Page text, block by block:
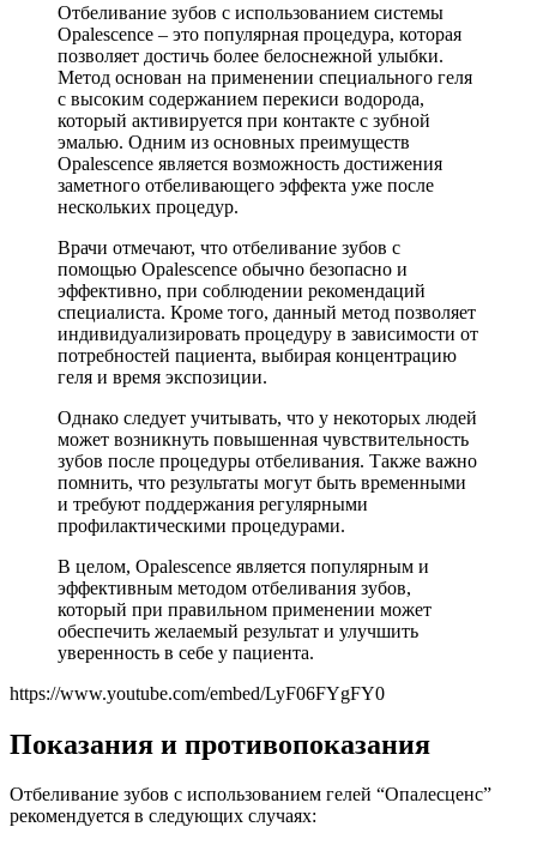
Отбеливание зубов с использованием системы
Opalescence – это популярная процедура, которая
позволяет достичь более белоснежной улыбки.
Метод основан на применении специального геля
с высоким содержанием перекиси водорода,
который активируется при контакте с зубной
эмалью. Одним из основных преимуществ
Opalescence является возможность достижения
заметного отбеливающего эффекта уже после
нескольких процедур.
Врачи отмечают, что отбеливание зубов с
помощью Opalescence обычно безопасно и
эффективно, при соблюдении рекомендаций
специалиста. Кроме того, данный метод позволяет
индивидуализировать процедуру в зависимости от
потребностей пациента, выбирая концентрацию
геля и время экспозиции.
Однако следует учитывать, что у некоторых людей
может возникнуть повышенная чувствительность
зубов после процедуры отбеливания. Также важно
помнить, что результаты могут быть временными
и требуют поддержания регулярными
профилактическими процедурами.
В целом, Opalescence является популярным и
эффективным методом отбеливания зубов,
который при правильном применении может
обеспечить желаемый результат и улучшить
уверенность в себе у пациента.
https://www.youtube.com/embed/LyF06FYgFY0
Показания и противопоказания
Отбеливание зубов с использованием гелей “Опалесценс”
рекомендуется в следующих случаях: